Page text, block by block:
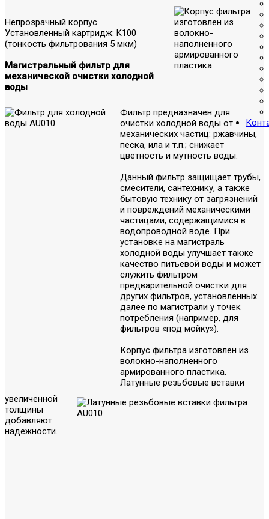
Непрозрачный корпус
Установленный картридж: K100
(тонкость фильтрования 5 мкм)
Магистральный фильтр для
механической очистки холодной
воды
Фильтр предназначен для
очистки холодной воды от
механических частиц: ржавчины,
песка, ила и т.п.; снижает
цветность и мутность воды.
Данный фильтр защищает трубы,
смесители, сантехнику, а также
бытовую технику от загрязнений
и повреждений механическими
частицами, содержащимися в
водопроводной воде. При
установке на магистраль
холодной воды улучшает также
качество питьевой воды и может
служить фильтром
предварительной очистки для
других фильтров, установленных
далее по магистрали у точек
потребления (например, для
фильтров «под мойку»).
Корпус фильтра изготовлен из
волокно-наполненного
армированного пластика.
Латунные резьбовые вставки
увеличенной
толщины
добавляют
надежности.